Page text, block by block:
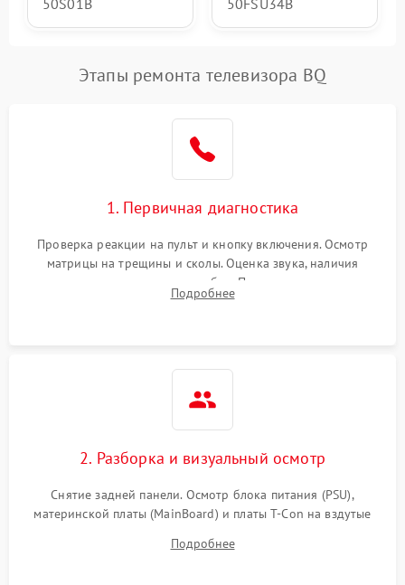
50S01B 50FSU34B
Этапы ремонта телевизора BQ
1. Первичная диагностика
Проверка реакции на пульт и кнопку включения. Осмотр
матрицы на трещины и сколы. Оценка звука, наличия
подсветки и индикаторов ошибок. Подключение тестовых
источников сигнала для выявления симптомов поломки.
Подробнее
2. Разборка и визуальный осмотр
Снятие задней панели. Осмотр блока питания (PSU),
материнской платы (MainBoard) и платы T-Con на вздутые
Проверка надежности фиксации и целостности шлейфов.
Подробнее